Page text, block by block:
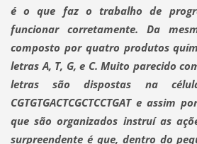
é o que faz o trabalho de
funcionar corretamente. Da
composto por quatro produtos
letras A, T, G, e C. Muito parecido
letras são dispostas na
CGTGTGACTCGCTCCTGAT e assim
que são organizados instruí as
surpreendente é que, dentro do